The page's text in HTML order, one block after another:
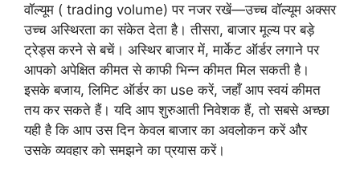
वॉल्यूम ( trading volume) पर नजर रखें—उच्च वॉल्यूम अक्सर
उच्च अस्थिरता का संकेत देता है। तीसरा, बाजार मूल्य पर बड़े
ट्रेड्स करने से बचें। अस्थिर बाजार में, मार्केट ऑर्डर लगाने पर
आपको अपेक्षित कीमत से काफी भिन्न कीमत मिल सकती है।
इसके बजाय, लिमिट ऑर्डर का use करें, जहाँ आप स्वयं कीमत
तय कर सकते हैं। यदि आप शुरुआती निवेशक हैं, तो सबसे अच्छा
यही है कि आप उस दिन केवल बाजार का अवलोकन करें और
उसके व्यवहार को समझने का प्रयास करें।